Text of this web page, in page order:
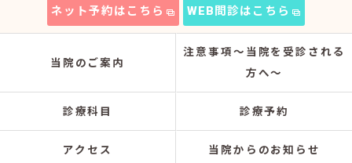
ネット予約はこちら WEB問診はこちら
当院のご案内
注意事項～当院を受診される
方へ～
診療科目 診療予約
アクセス 当院からのお知らせ